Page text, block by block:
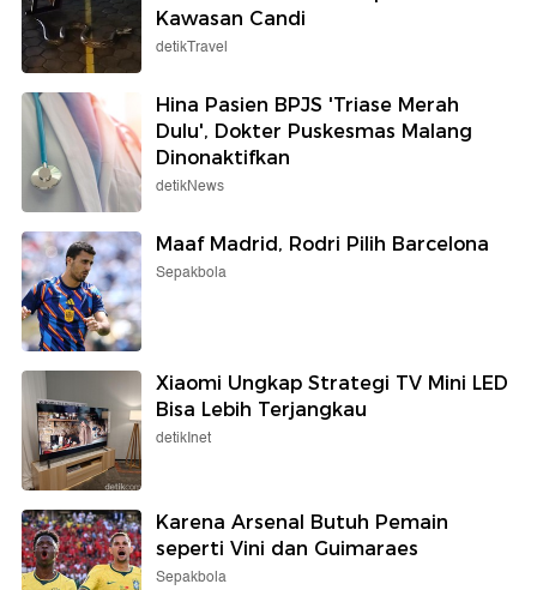
Kawasan Candi
detikTravel
Hina Pasien BPJS 'Triase Merah
Dulu', Dokter Puskesmas Malang
Dinonaktifkan
detikNews
Maaf Madrid, Rodri Pilih Barcelona
Sepakbola
Xiaomi Ungkap Strategi TV Mini LED
Bisa Lebih Terjangkau
detikInet
Karena Arsenal Butuh Pemain
seperti Vini dan Guimaraes
Sepakbola